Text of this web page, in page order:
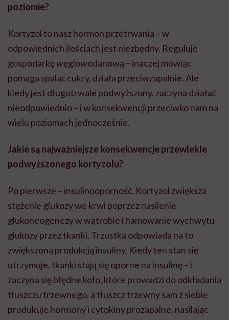
poziomie?
Kortyzol to nasz hormon przetrwania – w
odpowiednich ilościach jest niezbędny. Reguluje
gospodarkę węglowodanową – inaczej mówiąc
pomaga spalać cukry, działa przeciwzapalnie. Ale
kiedy jest długotrwale podwyższony, zaczyna działać
nieodpowiednio – i w konsekwencji przeciwko nam na
wielu poziomach jednocześnie.
Jakie są najważniejsze konsekwencje przewlekle
podwyższonego kortyzolu?
Po pierwsze – insulinooporność. Kortyzol zwiększa
stężenie glukozy we krwi poprzez nasilenie
glukoneogenezy w wątrobie i hamowanie wychwytu
glukozy przez tkanki. Trzustka odpowiada na to
zwiększoną produkcją insuliny. Kiedy ten stan się
utrzymuje, tkanki stają się oporne na insulinę – i
zaczyna się błędne koło, które prowadzi do odkładania
tłuszczu trzewnego, a tłuszcz trzewny sam z siebie
produkuje hormony i cytokiny prozapalne, nasilając